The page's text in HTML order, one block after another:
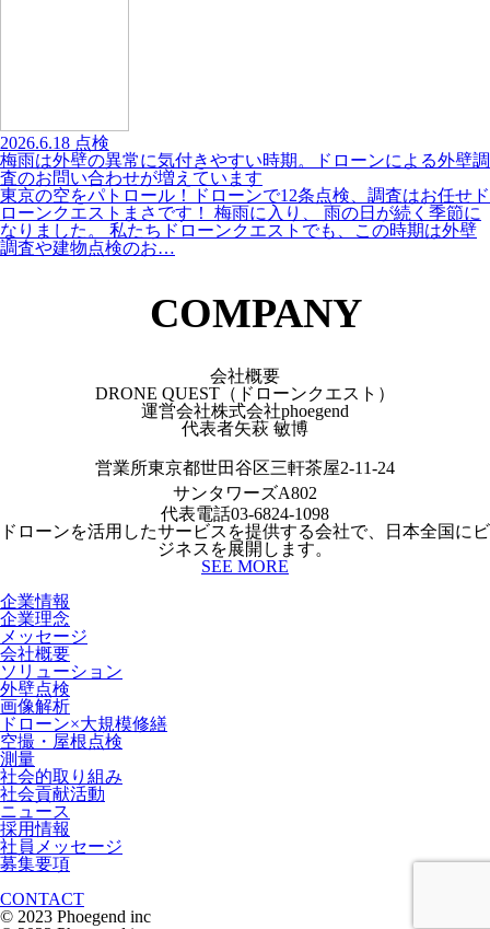
2026.6.18 点検
梅雨は外壁の異常に気付きやすい時期。ドローンによる外壁調
査のお問い合わせが増えています
東京の空をパトロール！ドローンで12条点検、調査はお任せド
ローンクエストまさです！ 梅雨に入り、 雨の日が続く季節に
なりました。 私たちドローンクエストでも、この時期は外壁
調査や建物点検のお…
COMPANY
会社概要
DRONE QUEST（ドローンクエスト）
運営会社株式会社phoegend
代表者矢萩 敏博
営業所東京都世田谷区三軒茶屋2-11-24
サンタワーズA802
代表電話03-6824-1098
ドローンを活用したサービスを提供する会社で、日本全国にビ
ジネスを展開します。
SEE MORE
企業情報
企業理念
メッセージ
会社概要
ソリューション
外壁点検
画像解析
ドローン×大規模修繕
空撮・屋根点検
測量
社会的取り組み
社会貢献活動
ニュース
採用情報
社員メッセージ
募集要項
CONTACT
© 2023 Phoegend inc